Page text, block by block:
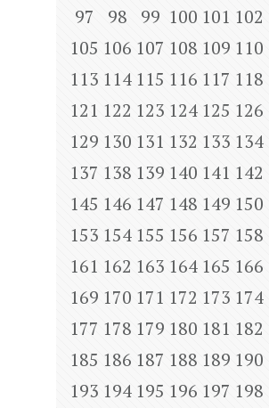
97
98 99 100 101 102
105 106 107 108 109 110
113 114 115 116 117 118
121 122 123 124 125 126
129 130 131 132 133 134
137 138 139 140 141 142
145 146 147 148 149 150
153 154 155 156 157 158
161 162 163 164 165 166
169 170 171 172 173 174
177 178 179 180 181 182
185 186 187 188 189 190
193 194 195 196 197 198